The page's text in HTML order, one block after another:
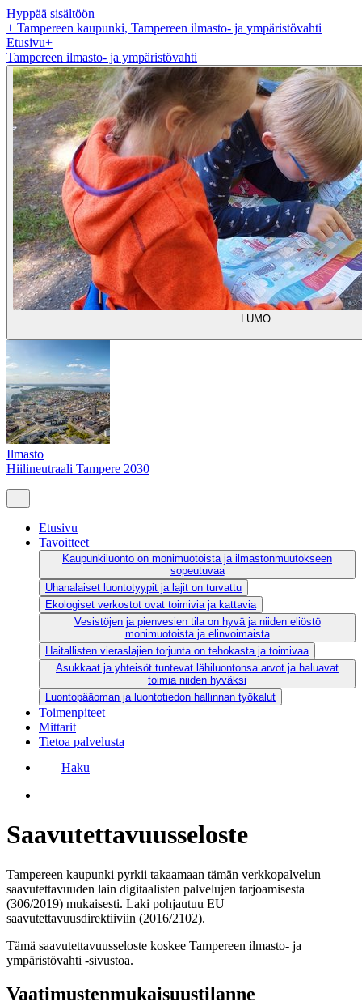
Hyppää sisältöön
+ Tampereen kaupunki, Tampereen ilmasto- ja ympäristövahti
Etusivu+
Tampereen ilmasto- ja ympäristövahti
LUMO
Ilmasto
Hiilineutraali Tampere 2030
Etusivu
Tavoitteet
Kaupunkiluonto on monimuotoista ja ilmastonmuutokseen
sopeutuvaa
Uhanalaiset luontotyypit ja lajit on turvattu
Ekologiset verkostot ovat toimivia ja kattavia
Vesistöjen ja pienvesien tila on hyvä ja niiden eliöstö
monimuotoista ja elinvoimaista
Haitallisten vieraslajien torjunta on tehokasta ja toimivaa
Asukkaat ja yhteisöt tuntevat lähiluontonsa arvot ja haluavat
toimia niiden hyväksi
Luontopääoman ja luontotiedon hallinnan työkalut
Toimenpiteet
Mittarit
Tietoa palvelusta
Haku
Saavutettavuusseloste
Tampereen kaupunki pyrkii takaamaan tämän verkkopalvelun
saavutettavuuden lain digitaalisten palvelujen tarjoamisesta
(306/2019) mukaisesti. Laki pohjautuu EU
saavutettavuusdirektiiviin (2016/2102).
Tämä saavutettavuusseloste koskee Tampereen ilmasto- ja
ympäristövahti -sivustoa.
Vaatimustenmukaisuustilanne